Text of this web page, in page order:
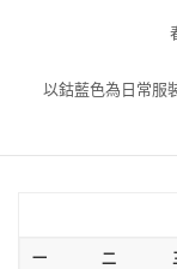
以鈷藍色為日常服
一 二